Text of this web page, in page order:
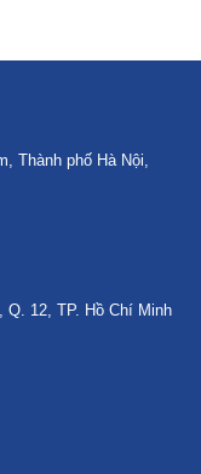
Thành phố Hà Nội,
12, TP. Hồ Chí Minh